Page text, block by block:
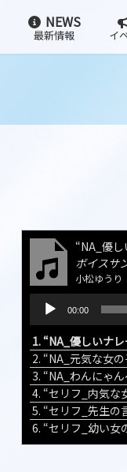
NEWS
最新情報 イ
“NA_優
ボイスサ
小松ゆうり
プ
レ
ー
ヤ
ー
00:00
1. “NA_優しいナ
2. “NA_元気な女の
3. “NA_わんにゃ
4. “セリフ_内気な
5. “セリフ_先生の
6. “セリフ_幼い女